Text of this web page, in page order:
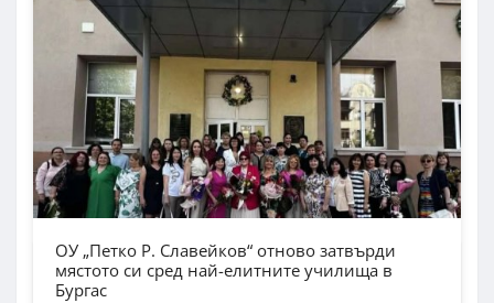
ОУ „Петко Р. Славейков“ отново затвърди
мястото си сред най-елитните училища в
Бургас